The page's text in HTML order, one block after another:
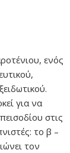
ενός
για να
στις
το β –
τον